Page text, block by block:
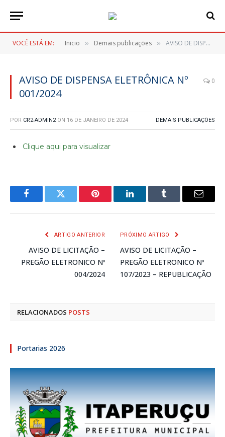
VOCÊ ESTÁ EM: Inicio » Demais publicações » AVISO DE DISPENSA ELETRÔNICA Nº 001/2024
AVISO DE DISPENSA ELETRÔNICA Nº
001/2024
0
POR CR2-ADMIN2 ON 16 DE JANEIRO DE 2024 DEMAIS PUBLICAÇÕES
Clique aqui para visualizar
FacebookTwitter Pinterest LinkedInTumblr
E-
ARTIGO ANTERIOR
AVISO DE LICITAÇÃO –
PREGÃO ELETRONICO Nº
004/2024
PRÓXIMO ARTIGO
AVISO DE LICITAÇÃO –
PREGÃO ELETRONICO Nº
107/2023 – REPUBLICAÇÃO
RELACIONADOS POSTS
Portarias 2026